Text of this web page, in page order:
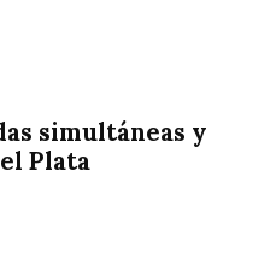
simultáneas y
Plata